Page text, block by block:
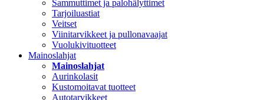
Sammuttimet ja palohälyttimet
Tarjoiluastiat
Veitset
Viinitarvikkeet ja pullonavaajat
Vuolukivituotteet
Mainoslahjat
Mainoslahjat
Aurinkolasit
Kustomoitavat tuotteet
Autotarvikkeet